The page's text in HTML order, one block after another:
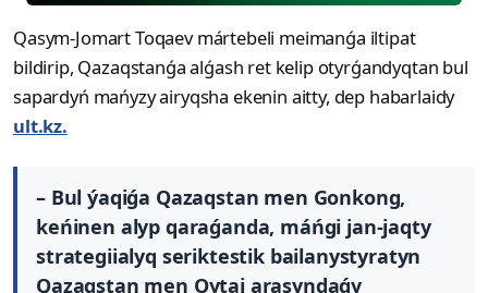
Qasym-Jomart Toqaev mártebeli meimanǵa iltipat
bildirip, Qazaqstanǵa alǵash ret kelip otyrǵandyqtan bul
sapardyń mańyzy airyqsha ekenin aitty, dep habarlaidy
ult.kz.
– Bul ýaqiǵa Qazaqstan men Gonkong,
keńinen alyp qaraǵanda, máńgi jan-jaqty
strategiialyq seriktestik bailanystyratyn
Qazaqstan men Qytai arasyndaǵy